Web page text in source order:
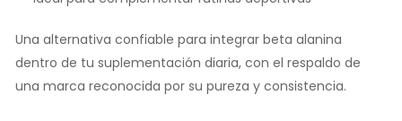
Una alternativa confiable para integrar beta alanina
dentro de tu suplementación diaria, con el respaldo de
una marca reconocida por su pureza y consistencia.